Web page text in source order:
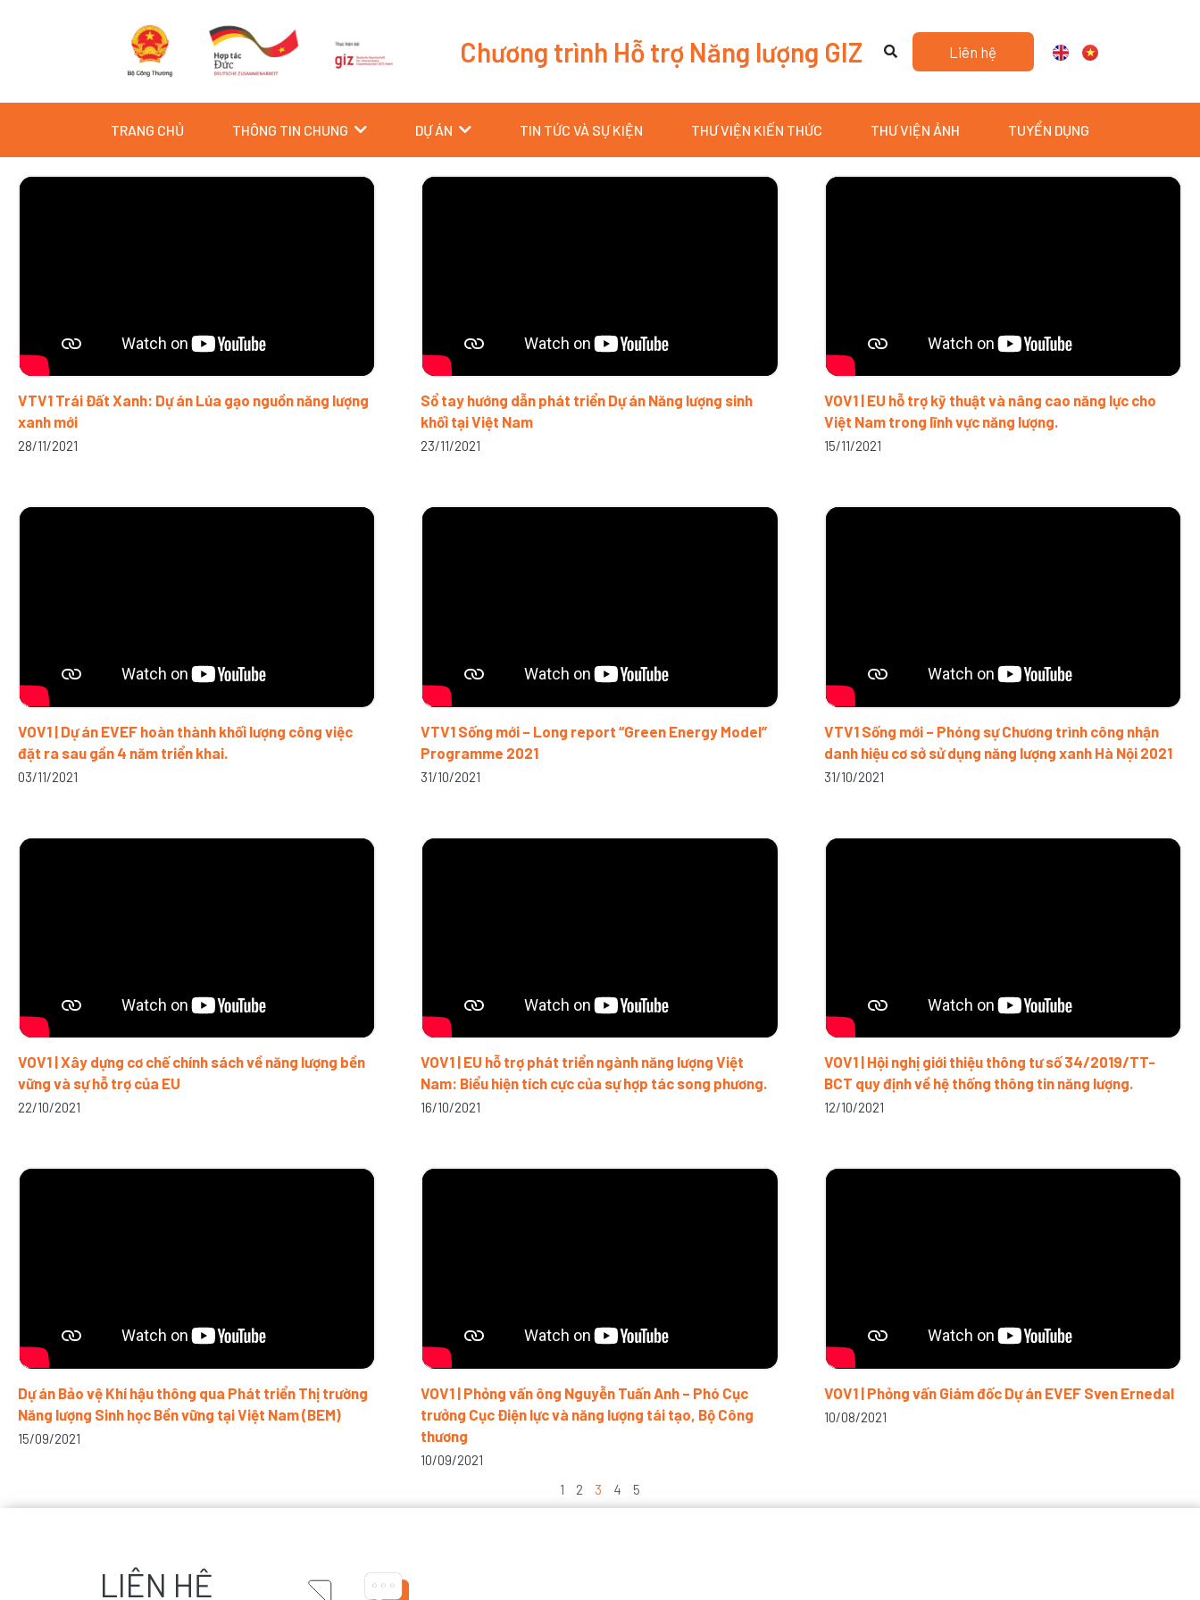
Chương trình Hỗ trợ Năng lượng GIZ Liên hệ
TRANG CHỦ THÔNG TIN CHUNG DỰ ÁN TIN TỨC VÀ SỰ KIỆN THƯ VIỆN KIẾN THỨC THƯ VIỆN ẢNH TUYỂN DỤNG
VTV1 Trái Đất Xanh: Dự án Lúa gạo nguồn năng lượng
xanh mới
28/11/2021
Sổ tay hướng dẫn phát triển Dự án Năng lượng sinh
khối tại Việt Nam
23/11/2021
VOV1 | EU hỗ trợ kỹ thuật và nâng cao năng lực cho
Việt Nam trong lĩnh vực năng lượng.
15/11/2021
VOV1 | Dự án EVEF hoàn thành khối lượng công việc
đặt ra sau gần 4 năm triển khai.
03/11/2021
VTV1 Sống mới – Long report “Green Energy Model”
Programme 2021
31/10/2021
VTV1 Sống mới – Phóng sự Chương trình công nhận
danh hiệu cơ sở sử dụng năng lượng xanh Hà Nội 2021
31/10/2021
VOV1 | Xây dựng cơ chế chính sách về năng lượng bền
vững và sự hỗ trợ của EU
22/10/2021
VOV1 | EU hỗ trợ phát triển ngành năng lượng Việt
Nam: Biểu hiện tích cực của sự hợp tác song phương.
16/10/2021
VOV1 | Hội nghị giới thiệu thông tư số 34/2019/TT-
BCT quy định về hệ thống thông tin năng lượng.
12/10/2021
Dự án Bảo vệ Khí hậu thông qua Phát triển Thị trường
Năng lượng Sinh học Bền vững tại Việt Nam (BEM)
15/09/2021
VOV1 | Phỏng vấn ông Nguyễn Tuấn Anh – Phó Cục
trưởng Cục Điện lực và năng lượng tái tạo, Bộ Công
thương
10/09/2021
VOV1 | Phỏng vấn Giám đốc Dự án EVEF Sven Ernedal
10/08/2021
Trang
1
Trang
2
Trang
3
Trang
4
Trang
5
LIÊN HỆ